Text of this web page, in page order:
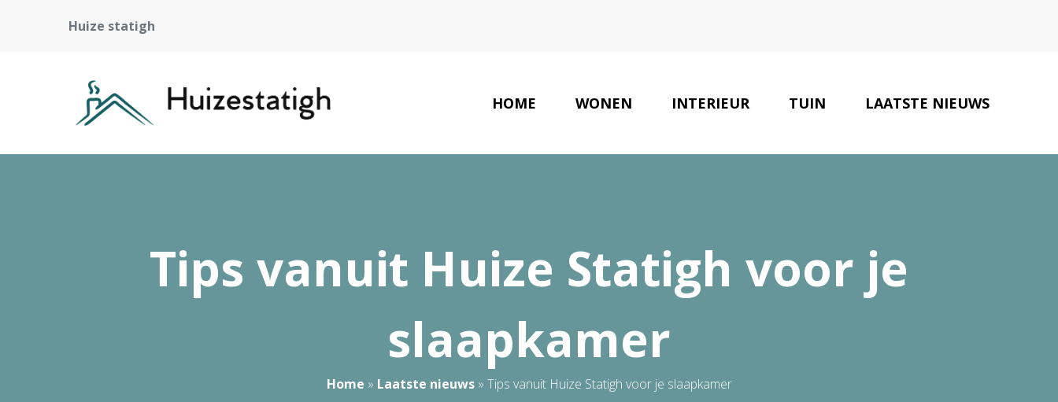
Huize statigh
HOME WONEN INTERIEUR TUIN LAATSTE NIEUWS
Tips vanuit Huize Statigh voor je
slaapkamer
Home » Laatste nieuws» Tips vanuit Huize Statigh voor je slaapkamer